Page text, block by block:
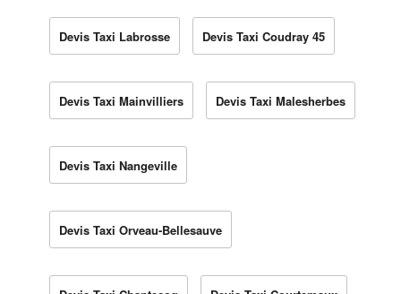
Devis Taxi Labrosse Devis Taxi Coudray 45
Devis Taxi Mainvilliers Devis Taxi Malesherbes
Devis Taxi Nangeville
Devis Taxi Orveau-Bellesauve